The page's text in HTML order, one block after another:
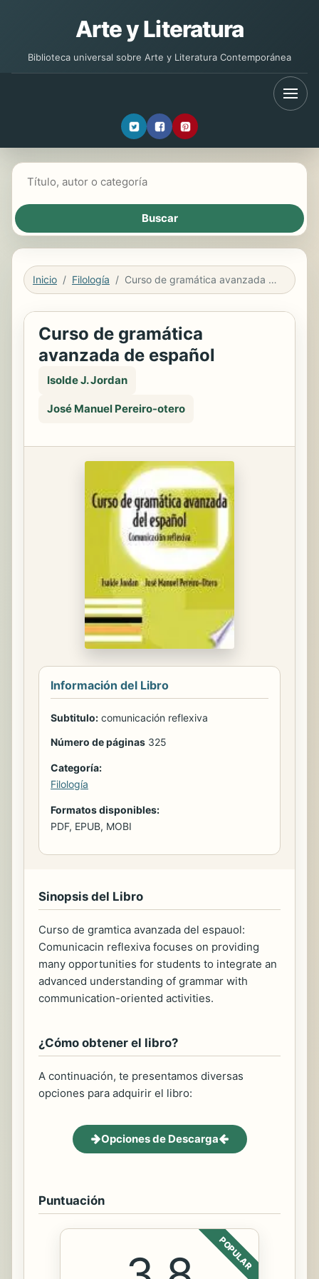
Arte y Literatura
Biblioteca universal sobre Arte y Literatura Contemporánea
Inicio Filología Curso de gramática avanzada de español
Curso de gramática
avanzada de español
Isolde J. Jordan
José Manuel Pereiro-otero
Información del Libro
Subtitulo: comunicación reflexiva
Número de páginas 325
Categoría:
Filología
Formatos disponibles:
PDF, EPUB, MOBI
Sinopsis del Libro
Curso de gramtica avanzada del espauol:
Comunicacin reflexiva focuses on providing
many opportunities for students to integrate an
advanced understanding of grammar with
communication-oriented activities.
¿Cómo obtener el libro?
A continuación, te presentamos diversas
opciones para adquirir el libro:
Opciones de Descarga
Puntuación
POPULAR